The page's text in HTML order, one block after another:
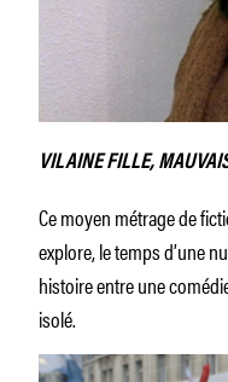
VILAINE FILLE,
Ce moyen métrage de
explore, le temps d’une
histoire entre une
isolé.